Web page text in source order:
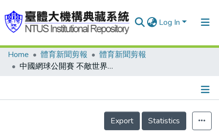
Log In
Communities & Collections
Home 體育新聞剪報
體育新聞剪報
中國網球公開賽 不敵世界第1 盧彥勳雙打4強止步 7次破發點化解6次/中國網球公開賽 莊佳容女雙驚險封后 首盤搶7先聲奪人
Details
Export
Statistics